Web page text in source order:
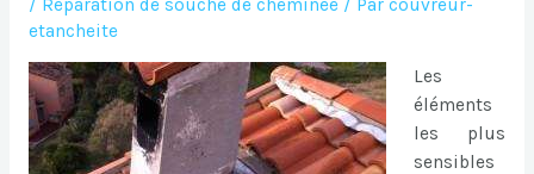
etancheite
Les
éléments
les plus
sensibles